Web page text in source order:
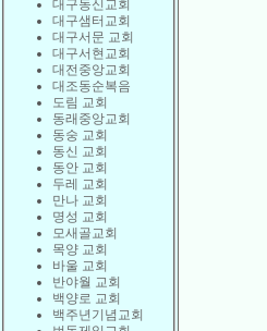
대구동신교회
대구샘터교회
대구서문 교회
대구서현교회
대전중앙교회
대조동순복음
도림 교회
동래중앙교회
동숭 교회
동신 교회
동안 교회
두레 교회
만나 교회
명성 교회
모새골교회
목양 교회
바울 교회
반야월 교회
백양로 교회
백주년기념교회